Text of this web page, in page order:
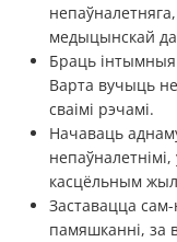
медыцынскай
Браць
Варта вучыць
сваімі рэчамі.
Начаваць
касцёльным
Заставацца
памяшканні, за